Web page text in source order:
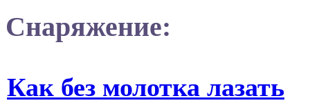
Снаряжение:
Как без молотка лазать